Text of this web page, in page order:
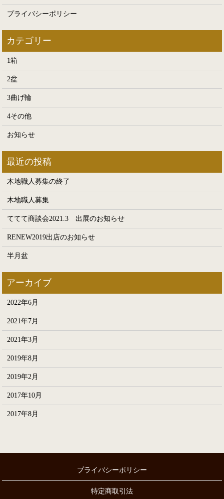
プライバシーポリシー
1箱
2盆
3曲げ輪
4その他
お知らせ
木地職人募集の終了
木地職人募集
ててて商談会2021.3 出展のお知らせ
RENEW2019出店のお知らせ
半月盆
2022年6月
2021年7月
2021年3月
2019年8月
2019年2月
2017年10月
2017年8月
プライバシーポリシー
特定商取引法